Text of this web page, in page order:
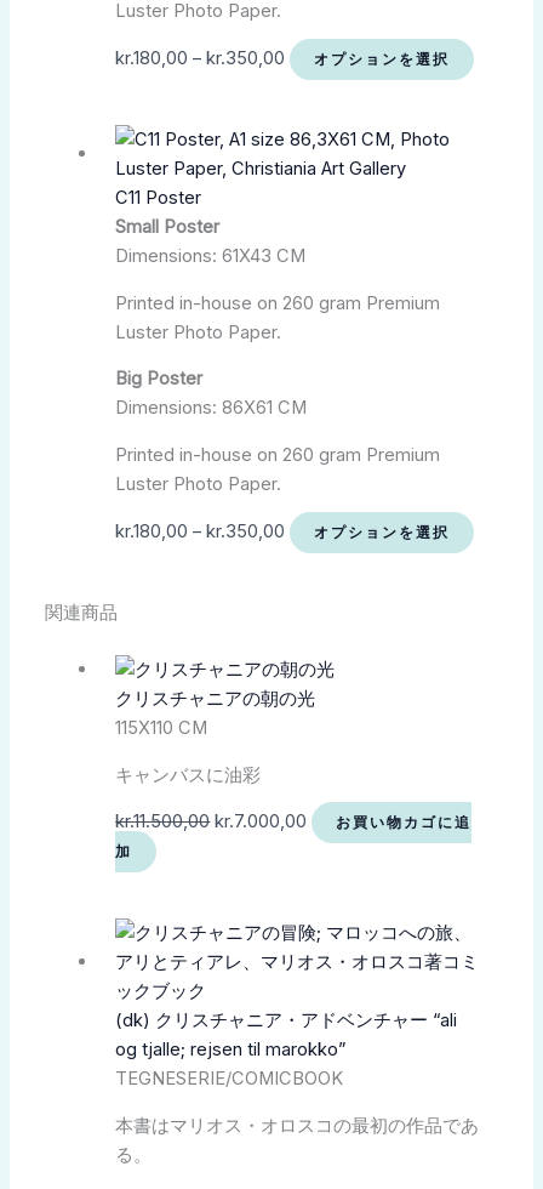
Luster Photo Paper.
kr.180,00 –kr.350,00 オプションを選択
C11 Poster
Small Poster
Dimensions: 61X43 CM
Printed in-house on 260 gram Premium
Luster Photo Paper.
Big Poster
Dimensions: 86X61 CM
Printed in-house on 260 gram Premium
Luster Photo Paper.
kr.180,00 –kr.350,00 オプションを選択
関連商品
クリスチャニアの朝の光
115X110 CM
キャンバスに油彩
kr.11.500,00 kr.7.000,00
お買い物カゴに追
加
(dk) クリスチャニア・アドベンチャー “ali
og tjalle; rejsen til marokko”
TEGNESERIE/COMICBOOK
本書はマリオス・オロスコの最初の作品であ
る。